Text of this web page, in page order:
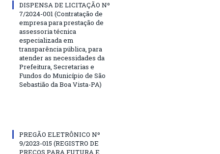
DISPENSA DE LICITAÇÃO Nº
7/2024-001 (Contratação de
empresa para prestação de
assessoria técnica
especializada em
transparência pública, para
atender as necessidades da
Prefeitura, Secretarias e
Fundos do Município de São
Sebastião da Boa Vista-PA)
PREGÃO ELETRÔNICO Nº
9/2023-015 (REGISTRO DE
PREÇOS PARA FUTURA E